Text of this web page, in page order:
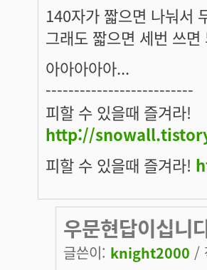
140자가 짧으면 나눠서
그래도 짧으면 세번 쓰면
아아아아아...
--------------------------
피할 수 있을때 즐겨라!
http://
피할 수 있을때 즐겨라!
우문현답이십니
글쓴이: knight2000 /